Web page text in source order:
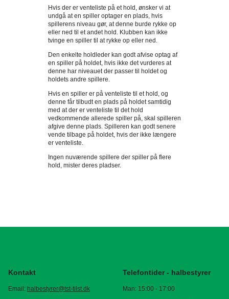
Hvis der er venteliste på et hold, ønsker vi at
undgå at en spiller optager en plads, hvis
spillerens niveau gør, at denne burde rykke op
eller ned til et andet hold. Klubben kan ikke
tvinge en spiller til at rykke op eller ned.
Den enkelte holdleder kan godt afvise optag af
en spiller på holdet, hvis ikke det vurderes at
denne har niveauet der passer til holdet og
holdets andre spillere.
Hvis en spiller er på venteliste til et hold, og
denne får tilbudt en plads på holdet samtidig
med at der er venteliste til det hold
vedkommende allerede spiller på, skal spilleren
afgive denne plads. Spilleren kan godt senere
vende tilbage på holdet, hvis der ikke længere
er venteliste.
Ingen nuværende spillere der spiller på flere
hold, mister deres pladser.
Kontakt
Email: halbestyrer@tst-tilst.dk
Telefontider - halbestyrer
Man: 15:00 - 17:00